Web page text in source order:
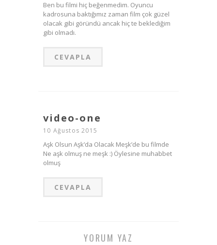
Ben bu filmi hiç beğenmedim. Oyuncu
kadrosuna baktığımız zaman film çok güzel
olacak gibi göründü ancak hiç te beklediğim
gibi olmadı.
CEVAPLA
video-one
10 Ağustos 2015
Aşk Olsun Aşk’da Olacak Meşk’de bu filmde
Ne aşk olmuş ne meşk :) Öylesine muhabbet
olmuş
CEVAPLA
YORUM YAZ